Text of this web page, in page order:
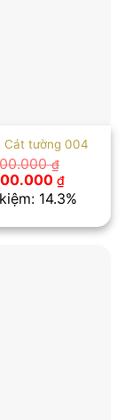
Cát tường 004
₫
₫Giá
hiện
tại
14.3%